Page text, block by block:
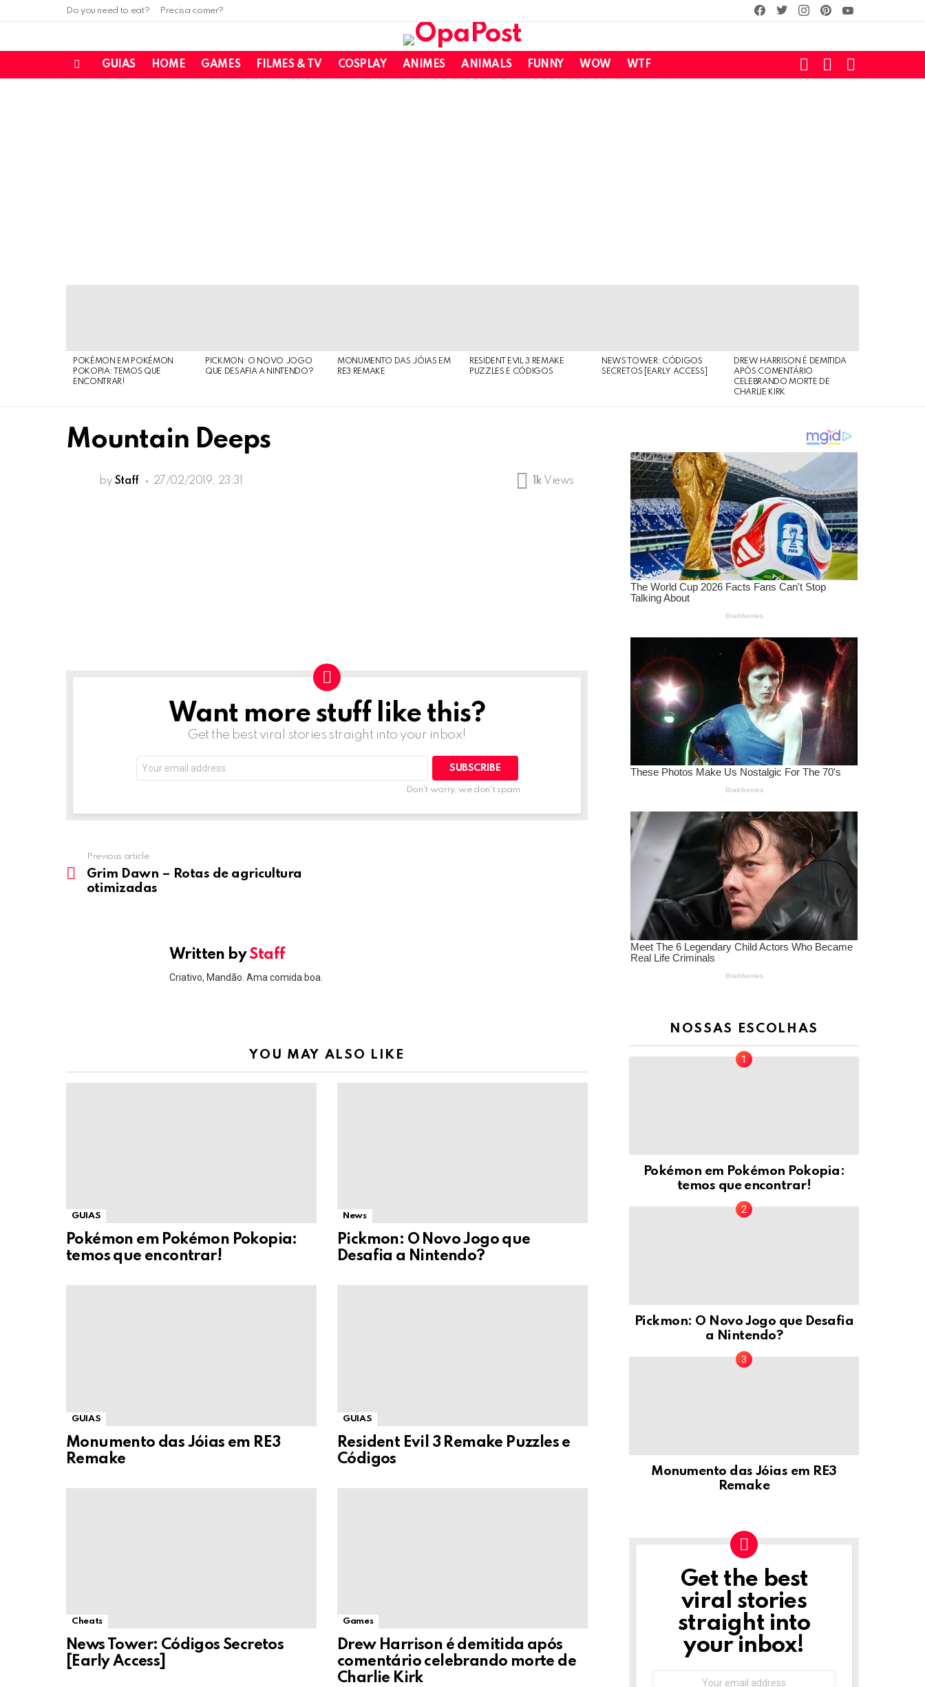
Do you need to eat? Precisa comer?
facebooktwitterinstagram
GUIAS HOME GAMES FILMES & TV COSPLAY ANIMES ANIMALS FUNNY WOW WTF
SWITCH
SKIN
SEARCH
POKÉMON EM POKÉMON
POKOPIA: TEMOS QUE
ENCONTRAR!
PICKMON: O NOVO JOGO
QUE DESAFIA A NINTENDO?
MONUMENTO DAS JÓIAS EM
RE3 REMAKE
RESIDENT EVIL 3 REMAKE
PUZZLES E CÓDIGOS
NEWS TOWER: CÓDIGOS
SECRETOS [EARLY ACCESS]
DREW HARRISON É DEMITIDA
APÓS COMENTÁRIO
CELEBRANDO MORTE DE
CHARLIE KIRK
Mountain Deeps
by Staff 27/02/2019, 23:31 1k Views
NEWSLETTERWant more stuff like this?
Get the best viral stories straight into your inbox!
address:
Don't worry, we don't spam
more
Previous article
Grim Dawn – Rotas de agricultura
otimizadas
Written byStaff
Criativo, Mandão. Ama comida boa.
YOU MAY ALSO LIKE
GUIAS
Pokémon em Pokémon Pokopia:
temos que encontrar!
News
Pickmon: O Novo Jogo que
Desafia a Nintendo?
GUIAS
Monumento das Jóias em RE3
Remake
GUIAS
Resident Evil 3 Remake Puzzles e
Códigos
Cheats
News Tower: Códigos Secretos
[Early Access]
Games
Drew Harrison é demitida após
comentário celebrando morte de
Charlie Kirk
NOSSAS ESCOLHAS
Pokémon em Pokémon Pokopia:
temos que encontrar!
Pickmon: O Novo Jogo que Desafia
a Nintendo?
Monumento das Jóias em RE3
Remake
NEWSLETTER
Get the best
viral stories
straight into
your inbox!